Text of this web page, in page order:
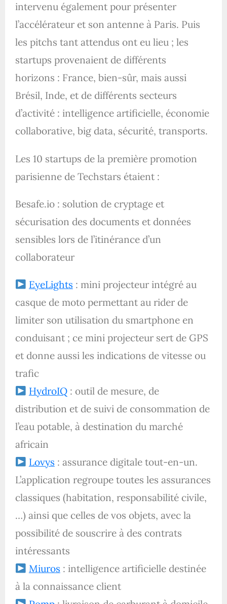
intervenu également pour présenter
l’accélérateur et son antenne à Paris. Puis
les pitchs tant attendus ont eu lieu ; les
startups provenaient de différents
horizons : France, bien-sûr, mais aussi
Brésil, Inde, et de différents secteurs
d’activité : intelligence artificielle, économie
collaborative, big data, sécurité, transports.
Les 10 startups de la première promotion
parisienne de Techstars étaient :
Besafe.io : solution de cryptage et
sécurisation des documents et données
sensibles lors de l’itinérance d’un
collaborateur
EyeLights : mini projecteur intégré au
casque de moto permettant au rider de
limiter son utilisation du smartphone en
conduisant ; ce mini projecteur sert de GPS
et donne aussi les indications de vitesse ou
trafic
HydroIQ: outil de mesure, de
distribution et de suivi de consommation de
l’eau potable, à destination du marché
africain
Lovys : assurance digitale tout-en-un.
L’application regroupe toutes les assurances
classiques (habitation, responsabilité civile,
…) ainsi que celles de vos objets, avec la
possibilité de souscrire à des contrats
intéressants
Miuros : intelligence artificielle destinée
à la connaissance client